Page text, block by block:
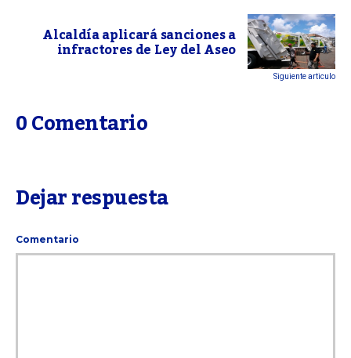
Alcaldía aplicará sanciones a
infractores de Ley del Aseo
Siguiente articulo
0 Comentario
Dejar respuesta
Comentario